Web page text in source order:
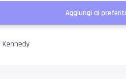
Aggiungi ai preferiti
Kennedy